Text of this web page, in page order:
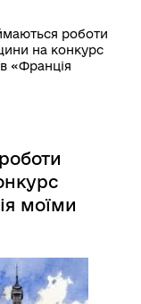
роботи
на конкурс
«Франція
моїми